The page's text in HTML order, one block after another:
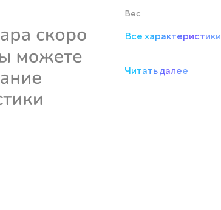
Вес
Все характеристики
Читать далее